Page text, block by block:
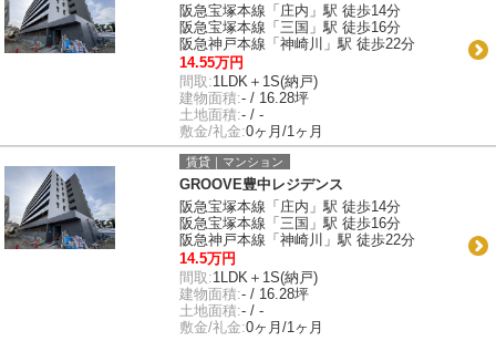
阪急宝塚本線「庄内」駅 徒歩14分
阪急宝塚本線「三国」駅 徒歩16分
阪急神戸本線「神崎川」駅 徒歩22分
14.55万円
間取:1LDK＋1S(納戸)
建物面積:- / 16.28坪
土地面積:- / -
敷金/礼金:0ヶ月/1ヶ月
賃貸｜マンション
GROOVE豊中レジデンス
阪急宝塚本線「庄内」駅 徒歩14分
阪急宝塚本線「三国」駅 徒歩16分
阪急神戸本線「神崎川」駅 徒歩22分
14.5万円
間取:1LDK＋1S(納戸)
建物面積:- / 16.28坪
土地面積:- / -
敷金/礼金:0ヶ月/1ヶ月